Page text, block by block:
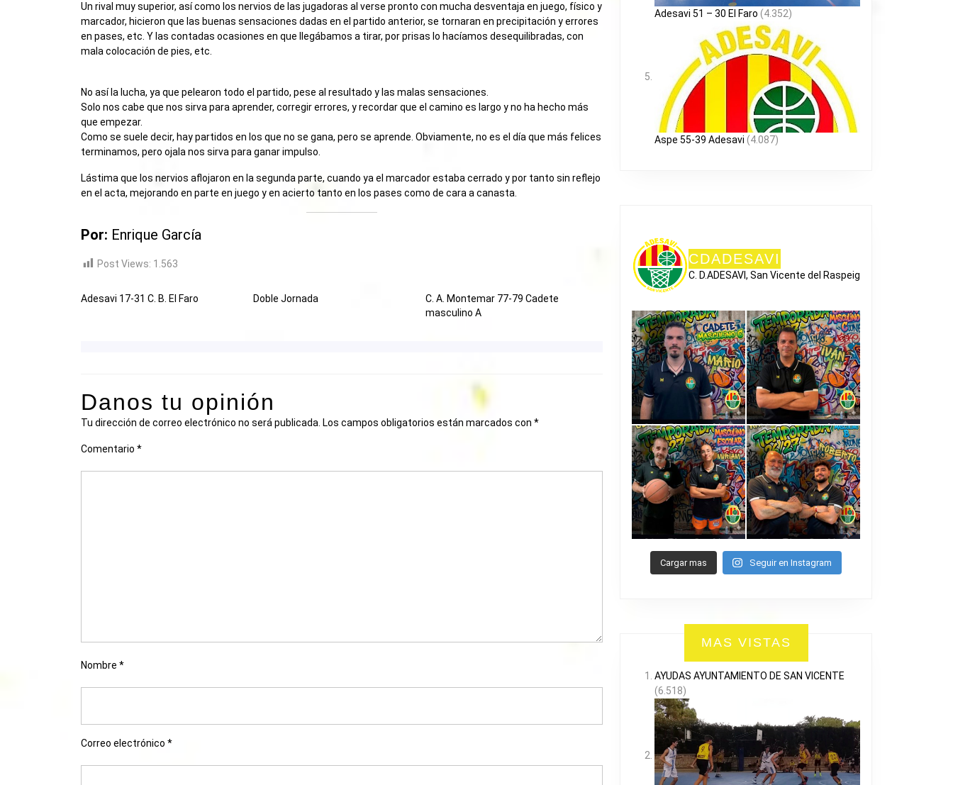
Un rival muy superior, así como los nervios de las jugadoras al verse pronto con mucha desventaja en juego, físico y
marcador, hicieron que las buenas sensaciones dadas en el partido anterior, se tornaran en precipitación y errores
en pases, etc. Y las contadas ocasiones en que llegábamos a tirar, por prisas lo hacíamos desequilibradas, con
mala colocación de pies, etc.
No así la lucha, ya que pelearon todo el partido, pese al resultado y las malas sensaciones.
Solo nos cabe que nos sirva para aprender, corregir errores, y recordar que el camino es largo y no ha hecho más
que empezar.
Como se suele decir, hay partidos en los que no se gana, pero se aprende. Obviamente, no es el día que más felices
terminamos, pero ojala nos sirva para ganar impulso.
Lástima que los nervios aflojaron en la segunda parte, cuando ya el marcador estaba cerrado y por tanto sin reflejo
en el acta, mejorando en parte en juego y en acierto tanto en los pases como de cara a canasta.
Por: Enrique García
Post Views: 1.563
Adesavi 17-31 C. B. El Faro Doble Jornada
C. A. Montemar 77-79 Cadete
masculino A
Danos tu opinión
Tu dirección de correo electrónico no será publicada. Los campos obligatorios están marcados con *
Comentario *
Nombre *
Correo electrónico *
Adesavi 51 – 30 El Faro (4.352)
Aspe 55-39 Adesavi (4.087)
CDADESAVI
C. D.ADESAVI, San Vicente del Raspeig
Cargar mas Seguir en Instagram
MAS VISTAS
AYUDAS AYUNTAMIENTO DE SAN VICENTE
(6.518)